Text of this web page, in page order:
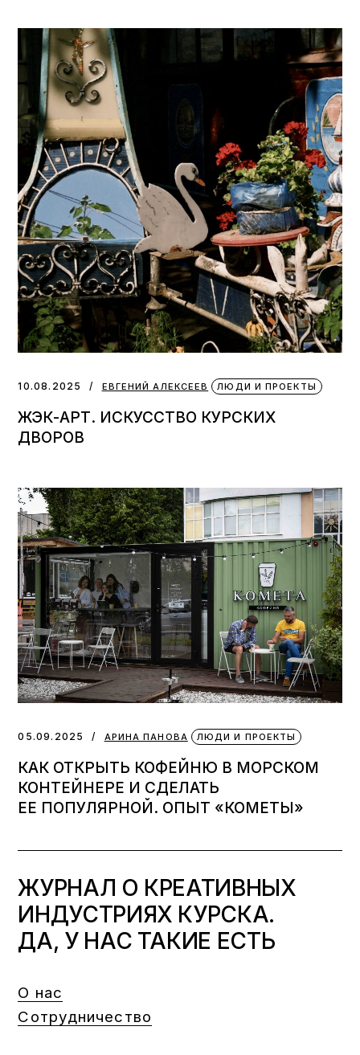
10.08.2025 ЕВГЕНИЙ АЛЕКСЕЕВ ЛЮДИ И ПРОЕКТЫ
ЖЭК-АРТ. ИСКУССТВО КУРСКИХ
ДВОРОВ
05.09.2025 АРИНА ПАНОВА ЛЮДИ И ПРОЕКТЫ
КАК ОТКРЫТЬ КОФЕЙНЮ В МОРСКОМ
КОНТЕЙНЕРЕ И СДЕЛАТЬ
ЕЕ ПОПУЛЯРНОЙ. ОПЫТ «КОМЕТЫ»
ЖУРНАЛ О КРЕАТИВНЫХ
ИНДУСТРИЯХ КУРСКА.
ДА, У НАС ТАКИЕ ЕСТЬ
О нас
Сотрудничество